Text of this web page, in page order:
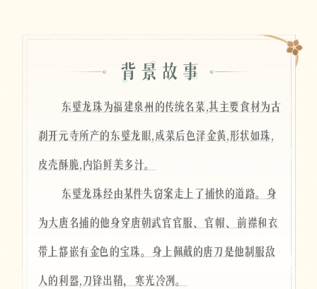
东璧龙珠为福建泉州的传统名菜,其主要食材为古
刹开元寺所产的东璧龙眼,成菜后色泽金黄,形状如珠,
皮壳酥脆,内馅鲜美多汁。
东璧龙珠经由某件失窃案走上了捕快的道路。身
为大唐名捕的他身穿唐朝武官官服、官帽、前襟和衣
带上都嵌有金色的宝珠。身上佩戴的唐刀是他制服敌
人的利器,刀锋出鞘，寒光冷冽。